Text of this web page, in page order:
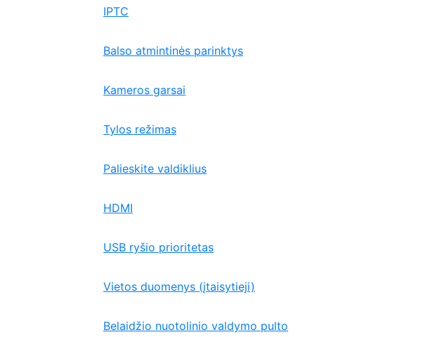
IPTC
Balso atmintinės parinktys
Kameros garsai
Tylos režimas
Palieskite valdiklius
HDMI
USB ryšio prioritetas
Vietos duomenys (įtaisytieji)
Belaidžio nuotolinio valdymo pulto